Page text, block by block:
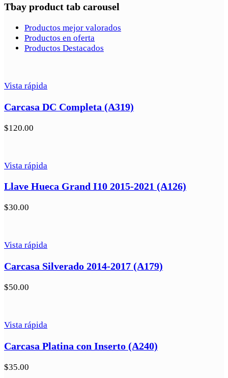
Tbay product tab carousel
Productos mejor valorados
Productos en oferta
Productos Destacados
Vista rápida
Carcasa DC Completa (A319)
$120.00
Vista rápida
Llave Hueca Grand I10 2015-2021 (A126)
$30.00
Vista rápida
Carcasa Silverado 2014-2017 (A179)
$50.00
Vista rápida
Carcasa Platina con Inserto (A240)
$35.00